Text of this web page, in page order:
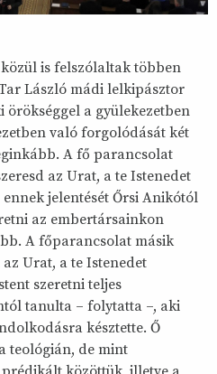
is felszólaltak többen
László mádi lelkipásztor
örökséggel a gyülekezetben
való forgolódását két
A fő parancsolat
az Urat, a te Istenedet
jelentését Őrsi Anikótól
az embertársainkon
A főparancsolat másik
Urat, a te Istenedet
szeretni teljes
tanulta – folytatta –, aki
késztette. Ő
teológián, de mint